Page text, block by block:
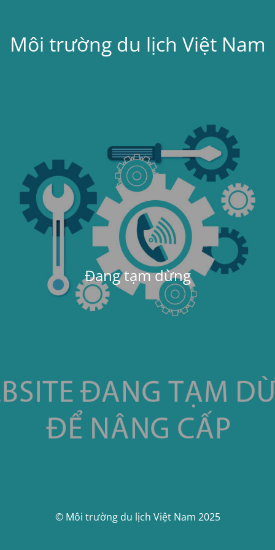
Môi trường du lịch Việt Nam
Đang tạm dừng
© Môi trường du lịch Việt Nam 2025